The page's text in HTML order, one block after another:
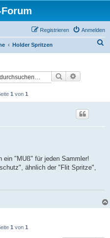
Anmelden
Registrieren
Holder Spritzen
Suche
1 von 1
ein "MUß" für jeden Sammler!
ähnlich der "Flit Spritze",
1 von 1